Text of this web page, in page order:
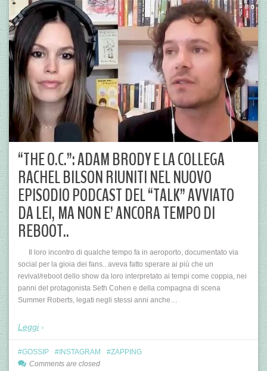
“THE O.C.”: ADAM BRODY E LA COLLEGA
RACHEL BILSON RIUNITI NEL NUOVO
EPISODIO PODCAST DEL “TALK” AVVIATO
DA LEI, MA NON E’ ANCORA TEMPO DI
REBOOT..
Il loro incontro di qualche tempo fa in aeroporto, documentato via
social per la gioia dei fans.. aveva fatto sperare ai più che un
revival/reboot dello show da loro interpretato ai tempi come coppia, nei
panni del protagonista Seth Cohen e della compagna di scena
Summer Roberts, legati negli stessi anni anche…
Leggi
GOSSIP INSTAGRAM
ZAPPING
Comments are closed